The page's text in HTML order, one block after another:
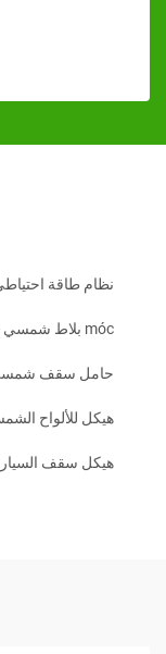
طاقة احتياطي منزلي
سقف شمسي للسقوف
للألواح الشمسية
سقف السيارات بالطاقة